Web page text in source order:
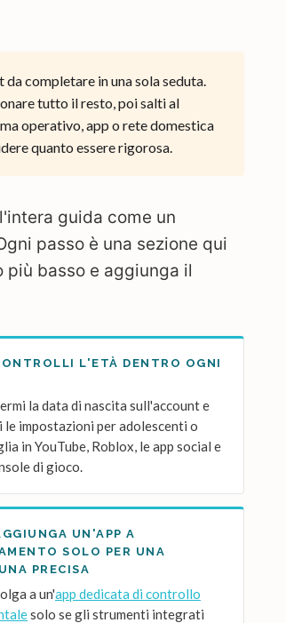
da completare in una sola seduta.
tutto il resto, poi salti al
operativo, app o rete domestica
quanto essere rigorosa.
guida come un
passo è una sezione qui
basso e aggiunga il
L'ETÀ DENTRO OGNI
la data di nascita sull'account e
impostazioni per adolescenti o
in YouTube, Roblox, le app social e
di gioco.
UN'APP A
SOLO PER UNA
PRECISA
a un'app dedicata di controllo
solo se gli strumenti integrati